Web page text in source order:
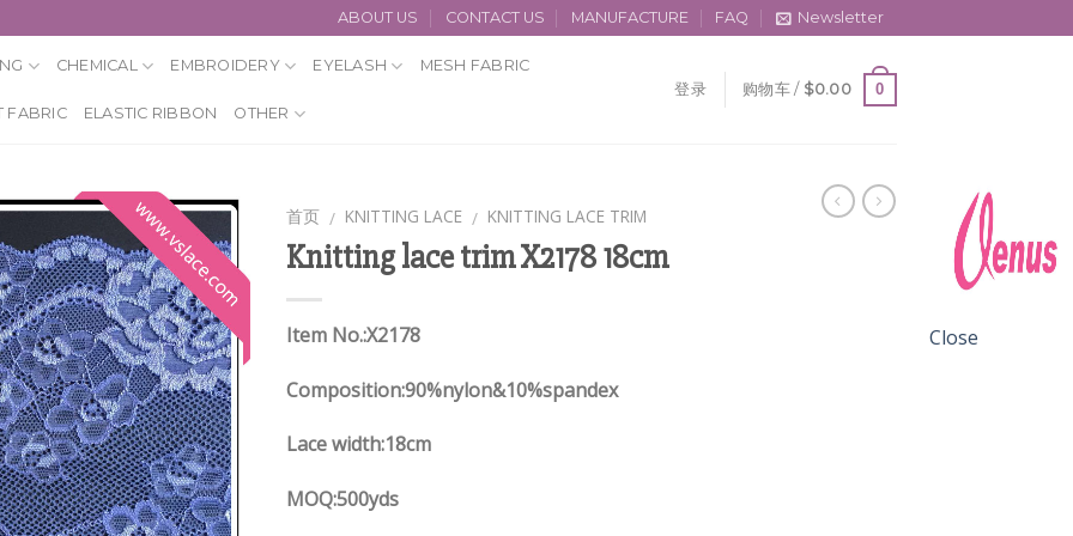
ABOUT US CONTACT US MANUFACTURE FAQ Newsletter
CHEMICAL EMBROIDERY EYELASH MESH FABRIC
FABRIC ELASTIC RIBBON OTHER
登录 购物车 / $0.00 0
首页 / KNITTING LACE / KNITTING LACE TRIM
Knitting lace trim X2178 18cm
Item No.:X2178
Composition:90%nylon&10%spandex
Lace width:18cm
MOQ:500yds
Close